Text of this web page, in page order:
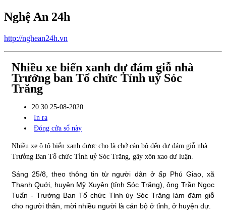
Nghệ An 24h
http://nghean24h.vn
Nhiều xe biển xanh dự đám giỗ nhà
Trưởng ban Tổ chức Tỉnh uỷ Sóc
Trăng
20:30 25-08-2020
In ra
Đóng cửa sổ này
Nhiều xe ô tô biển xanh được cho là chở cán bộ đến dự đám giỗ nhà
Trưởng Ban Tổ chức Tỉnh uỷ Sóc Trăng, gây xôn xao dư luận.
Sáng 25/8, theo thông tin từ người dân ở ấp Phú Giao, xã
Thạnh Quới, huyện Mỹ Xuyên (tỉnh Sóc Trăng), ông Trần Ngọc
Tuấn - Trưởng Ban Tổ chức Tỉnh ủy Sóc Trăng làm đám giỗ
cho người thân, mời nhiều người là cán bộ ở tỉnh, ở huyện dự.